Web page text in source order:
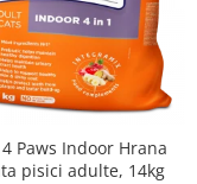
Paws Indoor Hrana
pisici adulte, 14kg